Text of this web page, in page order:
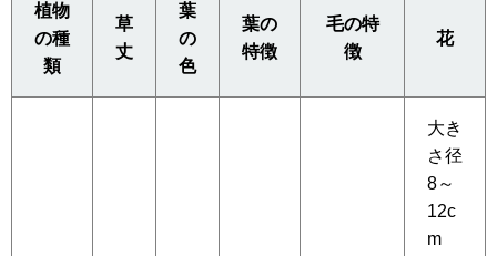
植物
の種
類
草
丈
葉
の
色
葉の
特徴
毛の特
徴
花
大き
さ径
8～
12c
m